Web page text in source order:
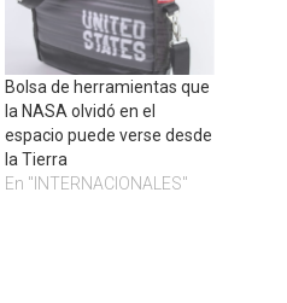
Bolsa de herramientas que
la NASA olvidó en el
espacio puede verse desde
la Tierra
En "INTERNACIONALES"